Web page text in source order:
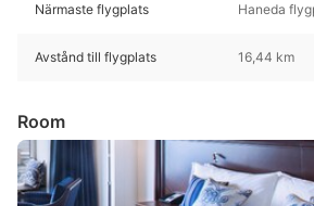
Närmaste flygplats Haneda
Avstånd till flygplats 16,44 km
Room